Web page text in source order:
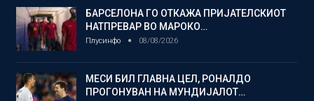
БАРСЕЛОНА ГО ОТКАЖА ПРИЈАТЕЛСКИОТ
НАТПРЕВАР ВО МАРОКО…
Плусинфо 08/08/2026
МЕСИ БИЛ ГЛАВНА ЦЕЛ, РОНАЛДО
ПРОГОНУВАН НА МУНДИЈАЛОТ…